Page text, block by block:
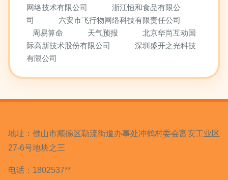
网络技术有限公司
浙江恒和食品有限公
司
六安市飞行物网络科技有限责任公司
周易算命
天气预报
北京华尚互动国
际高新技术股份有限公司
深圳盛开之光科技
有限公司
地址：佛山市顺德区勒流街道办事处冲鹤村委会富安工业区
27-6号地块之三
电话：1802537**